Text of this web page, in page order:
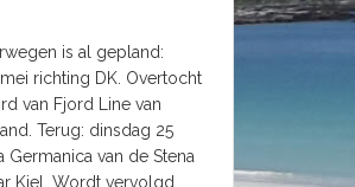
is al gepland:
richting DK. Overtocht
van Fjord Line van
Terug: dinsdag 25
Germanica van de Stena
Kiel. Wordt vervolgd.